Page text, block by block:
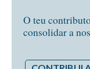
O teu
consolidar a